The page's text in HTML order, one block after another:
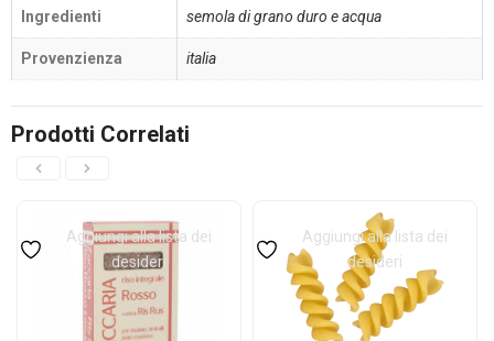
Ingredienti semola di grano duro e acqua
Provenzienza italia
Prodotti Correlati
Aggiungi alla lista dei
desideri
Aggiungi alla lista dei
desideri